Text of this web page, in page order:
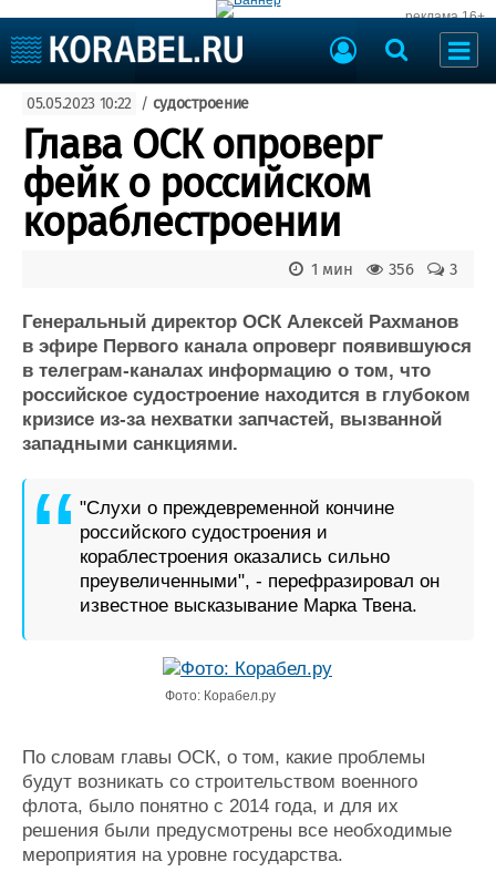
реклама 16+
Судоходство
Судоремонт
События
Пресс-релизы
Порты
Рыболовство
ВМФ
Образование
Судостроение
Пульс
Новости
Репутация
Журнал
Реклама
Торговая площадка
Доска объявлений
Продажа флота
Оборудование
Конференции
Флот
Форум
Отзывы
05.05.2023 10:22 / судостроение
Глава ОСК опроверг
фейк о российском
кораблестроении
3
356
1 мин
Генеральный директор ОСК Алексей Рахманов
в эфире Первого канала опроверг появившуюся
в телеграм-каналах информацию о том, что
российское судостроение находится в глубоком
кризисе из-за нехватки запчастей, вызванной
западными санкциями.
"Слухи о преждевременной кончине
российского судостроения и
кораблестроения оказались сильно
преувеличенными", - перефразировал он
известное высказывание Марка Твена.
Фото: Корабел.ру
По словам главы ОСК, о том, какие проблемы
будут возникать со строительством военного
флота, было понятно с 2014 года, и для их
решения были предусмотрены все необходимые
мероприятия на уровне государства.